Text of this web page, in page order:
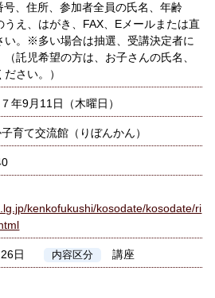
号、住所、参加者全員の氏名、年齢
うえ、はがき、FAX、Eメールまたは直
い。※多い場合は抽選、受講決定者に
託児希望の方は、お子さんの氏名、
さい。）
年9月11日（木曜日）
育て交流館（りぼんかん）
kenkofukushi/kosodate/kosodate/ri
日 内容区分 講座